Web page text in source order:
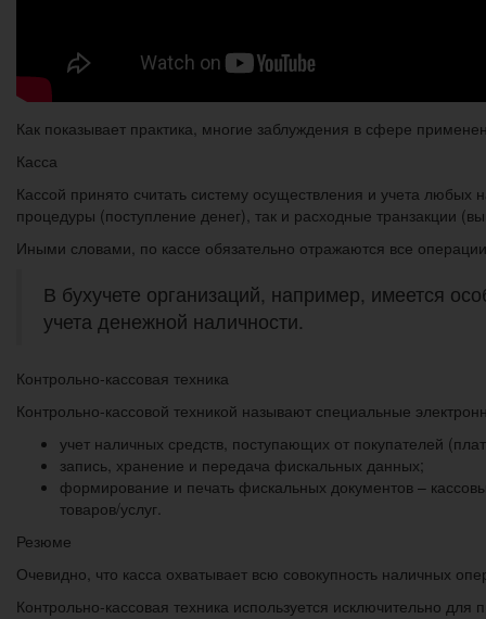
Как показывает практика, многие заблуждения в сфере
Касса
Кассой принято считать систему осуществления и учета
процедуры (поступление денег), так и расходные транзакции
Иными словами, по кассе обязательно отражаются все
В бухучете организаций, например, имеется
учета денежной наличности.
Контрольно-кассовая техника
Контрольно-кассовой техникой называют специальные
учет наличных средств, поступающих от покупателей
запись, хранение и передача фискальных данных;
формирование и печать фискальных документов –
товаров/услуг.
Резюме
Очевидно, что касса охватывает всю совокупность наличных
Контрольно-кассовая техника используется исключительно